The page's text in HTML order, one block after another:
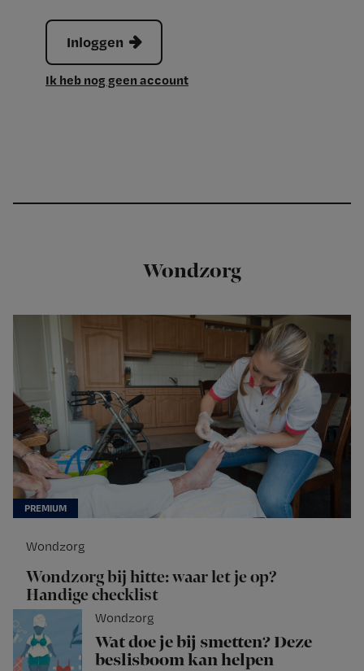
Inloggen
Ik heb nog geen account
Wondzorg
Wondzorg
Wondzorg bij hitte: waar let je op?
Handige checklist
Wondzorg
Wat doe je bij smetten? Deze
beslisboom kan helpen